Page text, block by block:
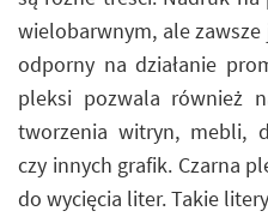
wielobarwnym, ale
odporny na działanie
pleksi pozwala również
tworzenia witryn, mebli,
czy innych grafik. Czarna
do wycięcia liter. Takie